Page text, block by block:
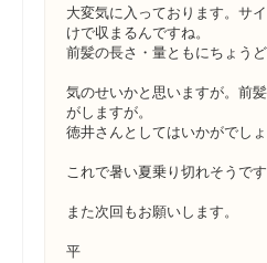
大変気に入っております。サ
けで収まるんですね。
前髪の長さ・量ともにちょうど
気のせいかと思いますが。前
がしますが。
徳井さんとしてはいかがでしょ
これで暑い夏乗り切れそうです
また次回もお願いします。
関
平